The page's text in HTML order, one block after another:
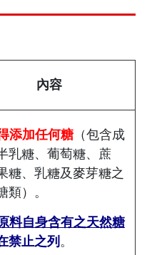
內容
添加任何糖（包含成
乳糖、葡萄糖、蔗
糖、乳糖及麥芽糖之
類）。
料自身含有之天然糖
禁止之列 。